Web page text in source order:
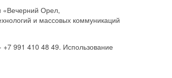
«Вечерний Орел,
и массовых коммуникаций
991 410 48 49. Использование